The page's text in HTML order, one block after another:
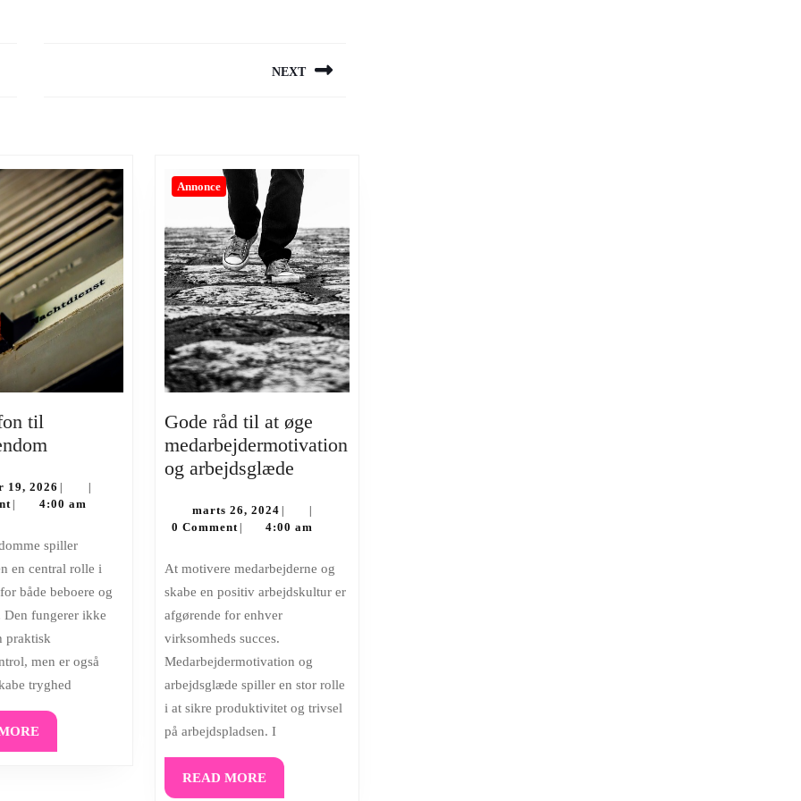
NEXT
til
etageejendom
19, 2026 januar
19,
| |
| 4:00 am
en central rolle i
både beboere og
Den fungerer ikke
praktisk
men er også
tryghed
READ
MORE
Annonce
Gode råd til at øge
medarbejdermotivation
og arbejdsglædeGode
at
medarbejdermotivation
marts 26, 2024marts
26,
| |
0 Comment | 4:00 am
At motivere medarbejderne og
skabe en positiv arbejdskultur er
afgørende for enhver
virksomheds succes.
Medarbejdermotivation og
arbejdsglæde spiller en stor rolle
i at sikre produktivitet og trivsel
på arbejdspladsen. I
READ MOREREAD
MORE